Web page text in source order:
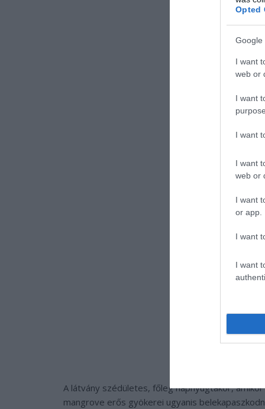
Opted
Google
I want
web or
I want
I want
I want
web or
I want
or app.
I want
I want
A látvány szédületes, főleg napnyugtakor,
mangrove erős gyökerei ugyanis